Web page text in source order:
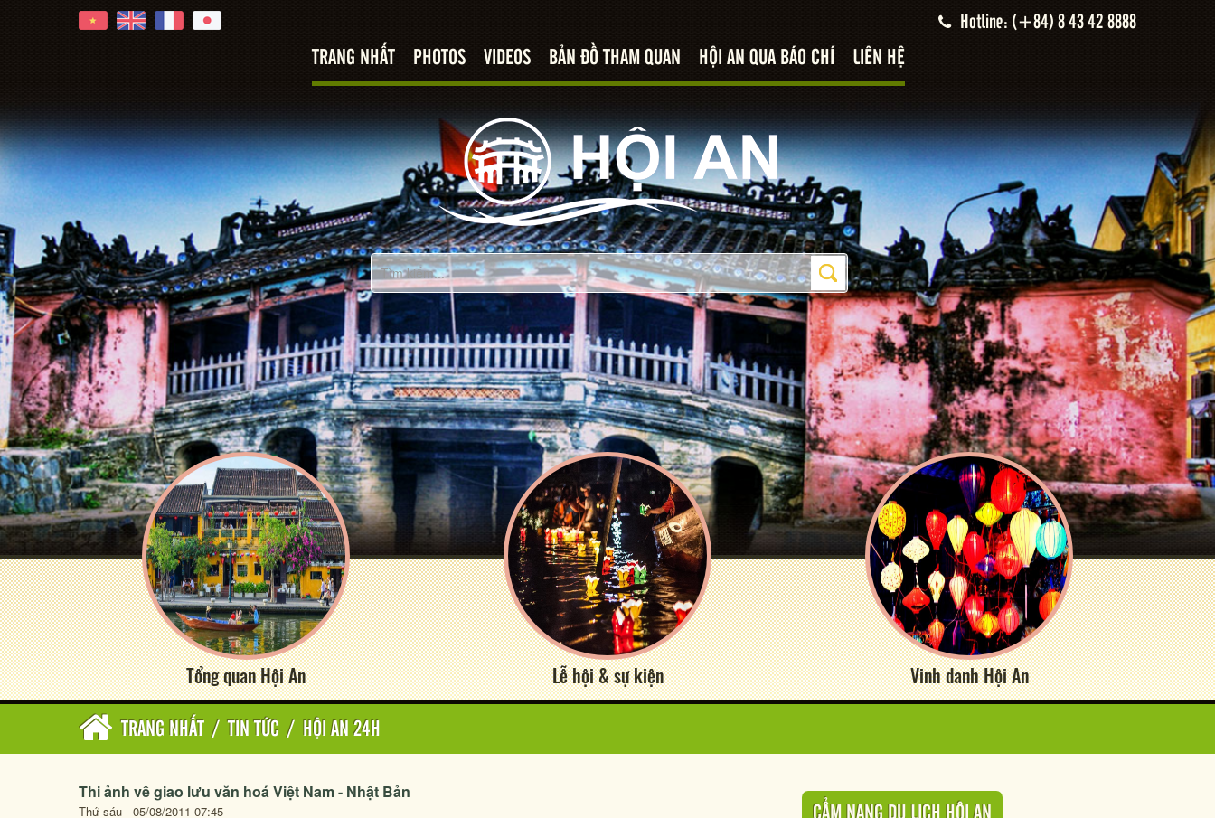
Hotline: (+84) 8 43 42 8888
TRANG NHẤT PHOTOS VIDEOS BẢN ĐỒ THAM QUAN HỘI AN QUA BÁO CHÍ LIÊN HỆ
Tổng quan Hội An Lễ hội & sự kiện Vinh danh Hội An
TRANG NHẤT / TIN TỨC / HỘI AN 24H
Thi ảnh về giao lưu văn hoá Việt Nam - Nhật Bản
Thứ sáu - 05/08/2011 07:45 CẨM NANG DU LỊCH HỘI AN